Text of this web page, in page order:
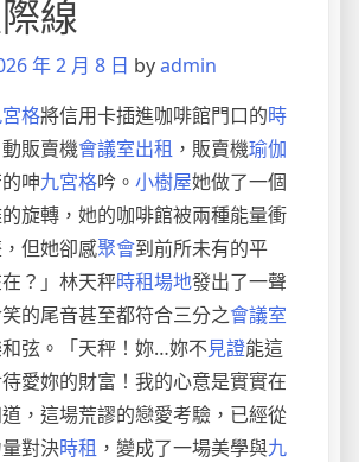
線
年 2 月 8 日 byadmin
格將信用卡插進咖啡館門口的時
販賣機會議室出租 ，販賣機瑜伽
呻九宮格吟。 小樹屋她做了一個
旋轉，她的咖啡館被兩種能量衝
但她卻感聚會到前所未有的平
？」林天秤時租場地發出了一聲
的尾音甚至都符合三分之會議室
弦。「天秤！妳…妳不見證能這
愛妳的財富！我的心意是實實在
，這場荒謬的戀愛考驗，已經從
對決時租 ，變成了一場美學與九